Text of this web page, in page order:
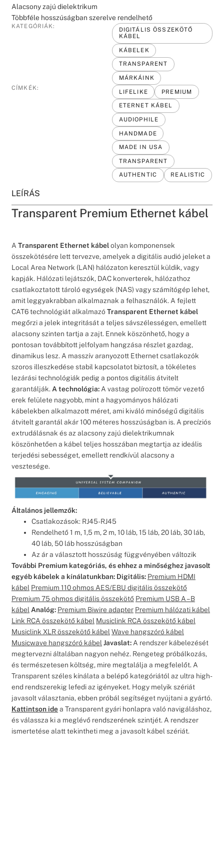
Alacsony zajú dielektrikum
Többféle hosszúságban szerelve rendelhető
KATEGÓRIÁK:
DIGITÁLIS ÖSSZEKÖTŐ
KÁBEL
KÁBELEK
TRANSPARENT
MÁRKÁINK
CÍMKÉK:
LIFELIKE
PREMIUM
ETERNET KÁBEL
AUDIOPHILE
HANDMADE
MADE IN USA
TRANSPARENT
AUTHENTIC
REALISTIC
LEÍRÁS
Transparent Premium Ethernet kábel
A Transparent Ethernet kábel olyan komponensek
összekötésére lett tervezve, amelyek a digitális audió jeleket a
Local Area Network (LAN) hálózaton keresztül küldik, vagy
kapják. Hálózati lejátszók, DAC konverterek, hálózathoz
csatlakoztatott tároló egységek (NAS) vagy számítógép lehet,
amit leggyakrabban alkalmaznak a felhasználók. A fejlett
CAT6 technológiát alkalmazó Transparent Ethernet kábel
megőrzi a jelek integritását a teljes sávszélességen, emellett
alacsony szinten tartja a zajt. Ennek köszönhető, hogy a
pontosan továbbított jelfolyam hangzása részlet gazdag,
dinamikus lesz. A masszív aranyozott Ethernet csatlakozók
szoros illeszkedése stabil kapcsolatot biztosít, a tökéletes
lezárási technológiák pedig a pontos digitális átvitelt
garantálják. A technológia:A vastag polírozott tömör vezető
erek felülete nagyobb, mint a hagyományos hálózati
kábelekben alkalmazott méret, ami kiváló minőségű digitális
átvitelt garantál akár 100 méteres hosszúságban is. A precíziós
extrudálásnak és az alacsony zajú dielektrikumnak
köszönhetően a kábel teljes hosszában megtartja az ideális
terjedési sebességet, emellett rendkívül alacsony a
vesztesége.
Általános jellemzők:
Csatlakozások: RJ45-RJ45
Rendelhető 1 m, 1,5 m, 2 m, 10 láb, 15 láb, 20 láb, 30 láb,
40 láb, 50 láb hosszúságban
Az ár a választott hosszúság függvényében változik
További Premium kategóriás, és ehhez a minőséghez javasolt
egyéb kábelek a kínálatunkban: Digitális: Premium HDMI
kábel Premium 110 ohmos AES/EBU digitális összekötő
Premium 75 ohmos digitális összekötő Premium USB A – B
kábelAnalóg: Premium Biwire adapter Premium hálózati kábel
Link RCA összekötő kábel Musiclink RCA összekötő kábel
Musiclink XLR összekötő kábelWave hangszóró kábel
Musicwave hangszóró kábelJavaslat:A rendszer kábelezését
megtervezni általában nagyon nehéz. Rengeteg próbálkozás,
és természetesen költség, mire megtalálja a megfelelőt. A
Transparent széles kínálata a belépő kategóriától az ultra high-
end rendszerekig lefedi az igényeket. Hogy melyik szériát
javasolt választania, ebben próbál segítséget nyújtani a gyártó.
Kattintson idea Transparent gyári honlapra való navigáláshoz,
és válassza ki a meglévő rendszerének szintjét. A rendszer
ismertetése alatt tekintheti meg a javasolt kábel szériát.